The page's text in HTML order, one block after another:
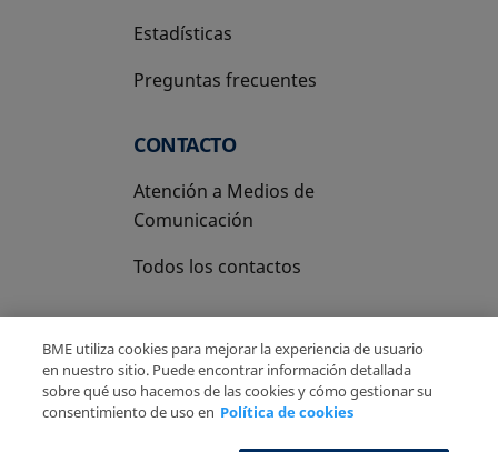
Estadísticas
Preguntas frecuentes
CONTACTO
Atención a Medios de
Comunicación
Todos los contactos
Copyright Ⓒ BME 2026
Aviso Legal
BME utiliza cookies para mejorar la experiencia de usuario
en nuestro sitio. Puede encontrar información detallada
sobre qué uso hacemos de las cookies y cómo gestionar su
consentimiento de uso en Política de cookies